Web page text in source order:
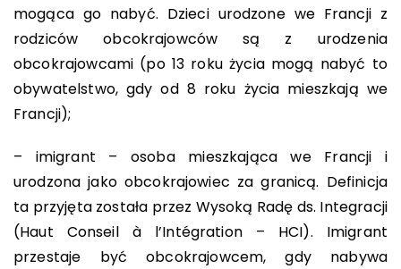
mogąca go nabyć. Dzieci urodzone we Francji z
rodziców obcokrajowców są z urodzenia
obcokrajowcami (po 13 roku życia mogą nabyć to
obywatelstwo, gdy od 8 roku życia mieszkają we
Francji);
– imigrant – osoba mieszkająca we Francji i
urodzona jako obcokrajowiec za granicą. Definicja
ta przyjęta została przez Wysoką Radę ds. Integracji
(Haut Conseil à l’Intégration – HCI). Imigrant
przestaje być obcokrajowcem, gdy nabywa